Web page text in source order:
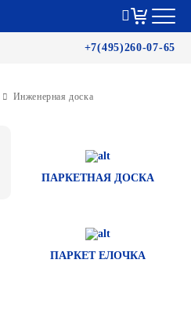
+7(495)260-07-65
Инженерная доска
ПАРКЕТНАЯ ДОСКА
ПАРКЕТ ЕЛОЧКА